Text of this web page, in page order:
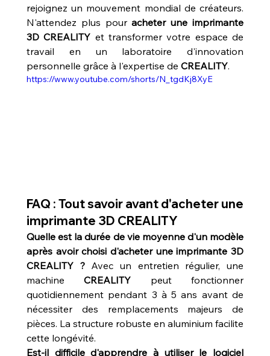
rejoignez un mouvement mondial de créateurs.
N'attendez plus pour acheter une imprimante
3D CREALITY et transformer votre espace de
travail en un laboratoire d'innovation
personnelle grâce à l'expertise de CREALITY.
https://www.youtube.com/shorts/N_tgdKj8XyE
FAQ : Tout savoir avant d'acheter une
imprimante 3D CREALITY
Quelle est la durée de vie moyenne d'un modèle
après avoir choisi d'acheter une imprimante 3D
CREALITY ? Avec un entretien régulier, une
machine CREALITY peut fonctionner
quotidiennement pendant 3 à 5 ans avant de
nécessiter des remplacements majeurs de
pièces. La structure robuste en aluminium facilite
cette longévité.
Est-il difficile d'apprendre à utiliser le logiciel